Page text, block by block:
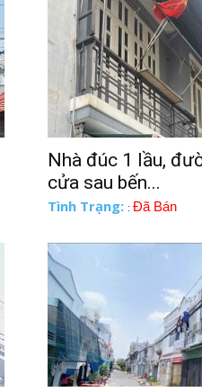
Nhà đúc 1 lầu,
cửa sau bến...
Tình Trạng: : Đã Bán